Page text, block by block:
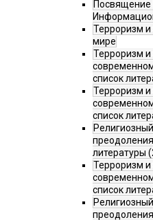
Посвящение
Терроризм и
мире
Терроризм и
список
Терроризм и
список
литературы
Терроризм и
список